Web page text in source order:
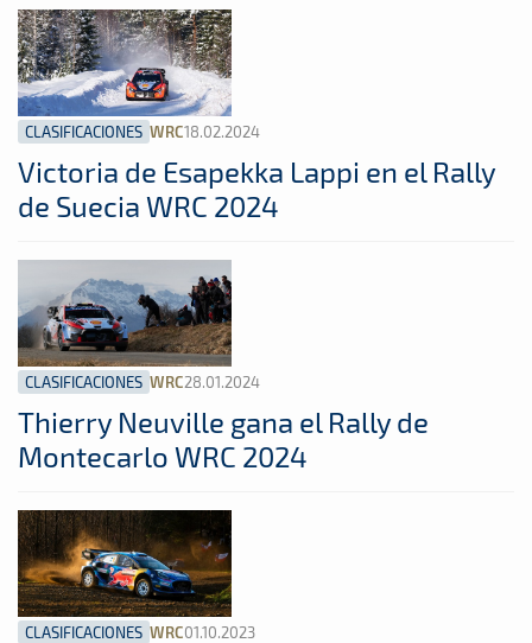
CLASIFICACIONES WRC18.02.2024
Victoria de Esapekka Lappi en el Rally
de Suecia WRC 2024
CLASIFICACIONES WRC28.01.2024
Thierry Neuville gana el Rally de
Montecarlo WRC 2024
CLASIFICACIONES WRC01.10.2023